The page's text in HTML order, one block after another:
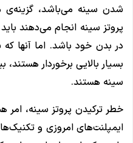
شدن سینه می‌باشد، گزینه‌ی
پروتز سینه انجام می‌دهند
در بدن خود باشد. اما آنها که
بسیار بالایی برخوردار
سینه هستند.
خطر ترکیدن پروتز سینه، امر
ایمپلنت‌های امروزی و